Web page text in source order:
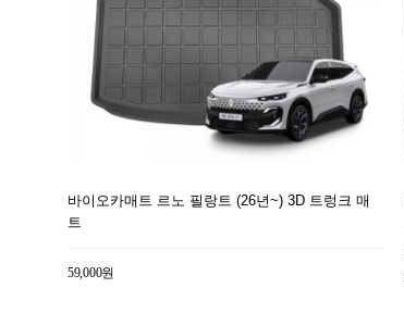
바이오카매트 르노 필랑트 (26년~) 3D 트렁크 매
트
59,000원